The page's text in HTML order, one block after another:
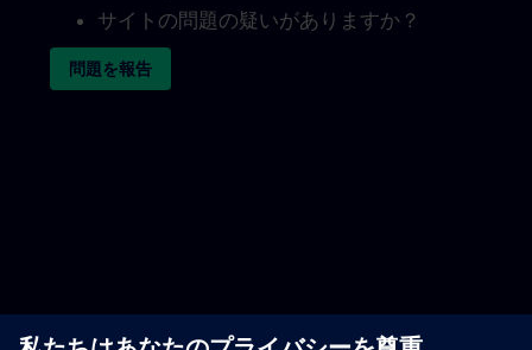
サイトの問題の疑いがありますか？
問題を報告